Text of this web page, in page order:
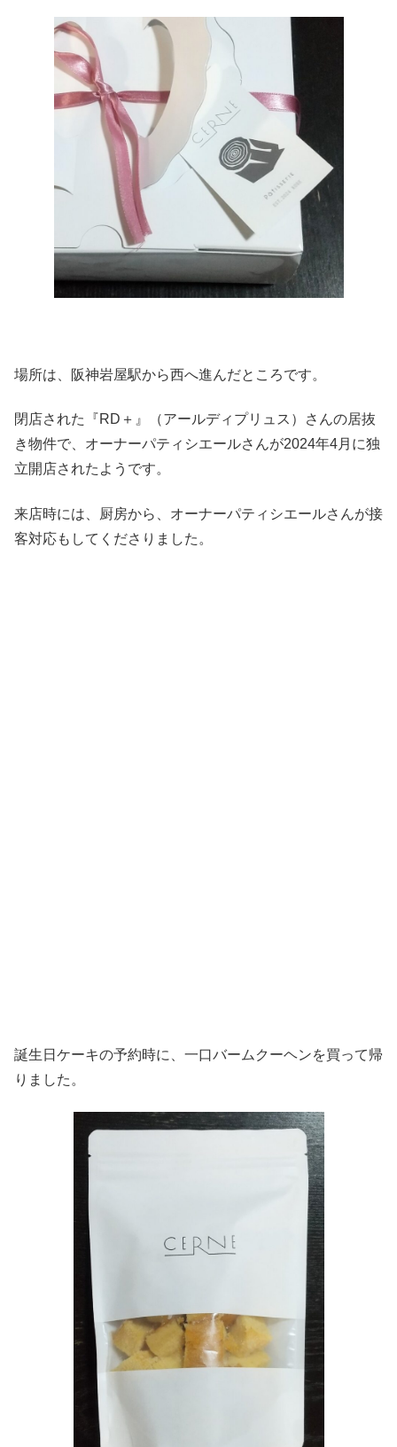
場所は、阪神岩屋駅から西へ進んだところです。
閉店された『RD＋』（アールディプリュス）さんの居抜
き物件で、オーナーパティシエールさんが2024年4月に独
立開店されたようです。
来店時には、厨房から、オーナーパティシエールさんが接
客対応もしてくださりました。
誕生日ケーキの予約時に、一口バームクーヘンを買って帰
りました。